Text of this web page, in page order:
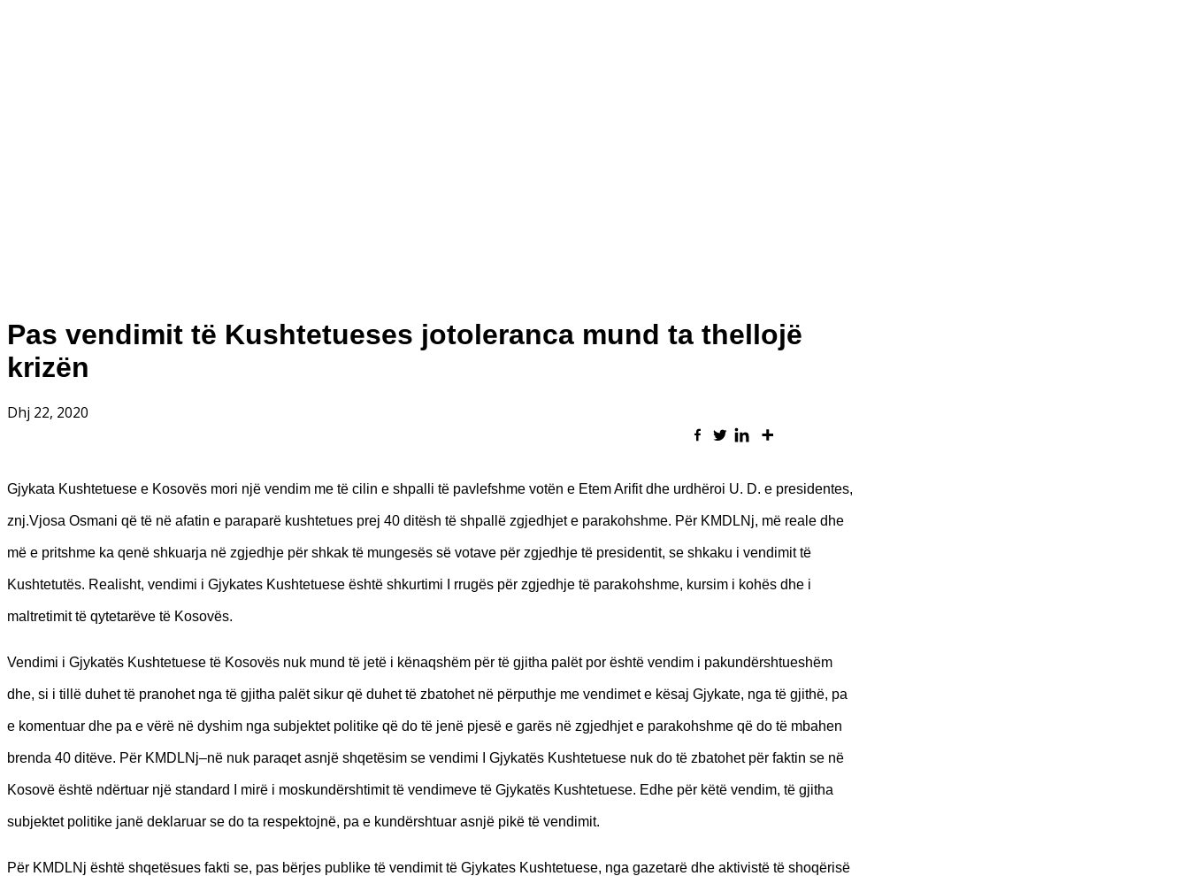
Pas vendimit të Kushtetueses jotoleranca mund ta thellojë
krizën
Dhj 22, 2020
Gjykata Kushtetuese e Kosovës mori një vendim me të cilin e shpalli të pavlefshme votën e Etem Arifit dhe urdhëroi U. D. e presidentes,
znj.Vjosa Osmani që të në afatin e paraparë kushtetues prej 40 ditësh të shpallë zgjedhjet e parakohshme. Për KMDLNj, më reale dhe
më e pritshme ka qenë shkuarja në zgjedhje për shkak të mungesës së votave për zgjedhje të presidentit, se shkaku i vendimit të
Kushtetutës. Realisht, vendimi i Gjykates Kushtetuese është shkurtimi I rrugës për zgjedhje të parakohshme, kursim i kohës dhe i
maltretimit të qytetarëve të Kosovës.
Vendimi i Gjykatës Kushtetuese të Kosovës nuk mund të jetë i kënaqshëm për të gjitha palët por është vendim i pakundërshtueshëm
dhe, si i tillë duhet të pranohet nga të gjitha palët sikur që duhet të zbatohet në përputhje me vendimet e kësaj Gjykate, nga të gjithë, pa
e komentuar dhe pa e vërë në dyshim nga subjektet politike që do të jenë pjesë e garës në zgjedhjet e parakohshme që do të mbahen
brenda 40 ditëve. Për KMDLNj–në nuk paraqet asnjë shqetësim se vendimi I Gjykatës Kushtetuese nuk do të zbatohet për faktin se në
Kosovë është ndërtuar një standard I mirë i moskundërshtimit të vendimeve të Gjykatës Kushtetuese. Edhe për këtë vendim, të gjitha
subjektet politike janë deklaruar se do ta respektojnë, pa e kundërshtuar asnjë pikë të vendimit.
Për KMDLNj është shqetësues fakti se, pas bërjes publike të vendimit të Gjykates Kushtetuese, nga gazetarë dhe aktivistë të shoqërisë